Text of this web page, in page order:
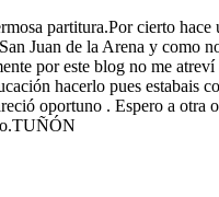
partitura.Por cierto hace
Juan de la Arena y como
por este blog no me atreví
hacerlo pues estabais
oportuno . Espero a otra